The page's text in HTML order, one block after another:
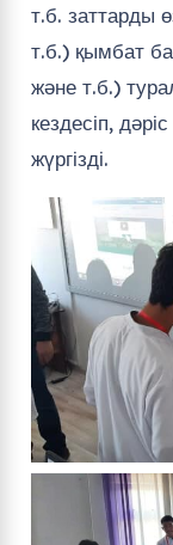
т.б. заттарды
т.б.) қымбат
және т.б.)
кездесіп,
жүргізді.